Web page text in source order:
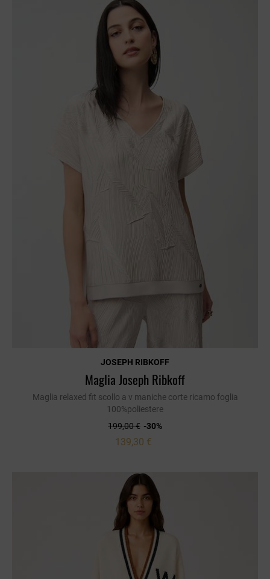
JOSEPH RIBKOFF
Maglia Joseph Ribkoff
Maglia relaxed fit scollo a v maniche corte ricamo foglia
100%poliestere
199,00 € -30%
139,30 €